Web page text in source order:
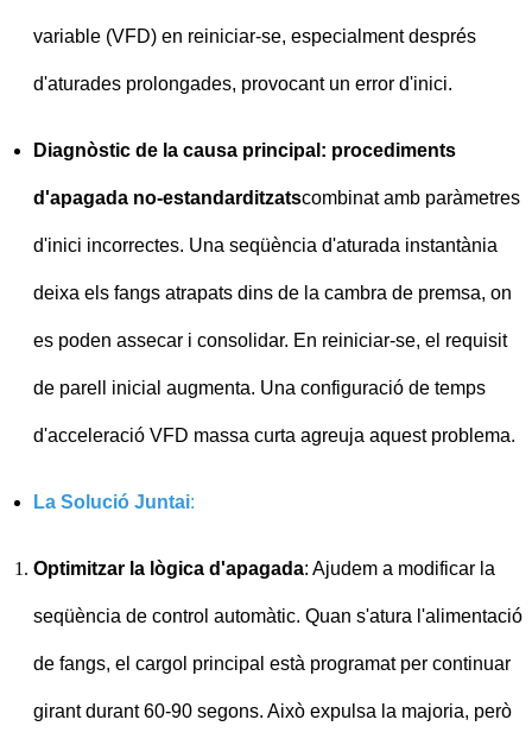
variable (VFD) en reiniciar-se, especialment després
d'aturades prolongades, provocant un error d'inici.
Diagnòstic de la causa principal: procediments
d'apagada no-estandarditzatscombinat amb paràmetres
d'inici incorrectes. Una seqüència d'aturada instantània
deixa els fangs atrapats dins de la cambra de premsa, on
es poden assecar i consolidar. En reiniciar-se, el requisit
de parell inicial augmenta. Una configuració de temps
d'acceleració VFD massa curta agreuja aquest problema.
La Solució Juntai:
Optimitzar la lògica d'apagada: Ajudem a modificar la
seqüència de control automàtic. Quan s'atura l'alimentació
de fangs, el cargol principal està programat per continuar
girant durant 60-90 segons. Això expulsa la majoria, però